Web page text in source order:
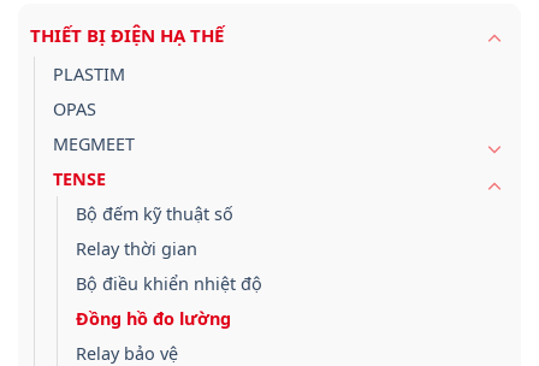
THIẾT BỊ ĐIỆN HẠ THẾ
PLASTIM
OPAS
MEGMEET
TENSE
Bộ đếm kỹ thuật số
Relay thời gian
Bộ điều khiển nhiệt độ
Đồng hồ đo lường
Relay bảo vệ